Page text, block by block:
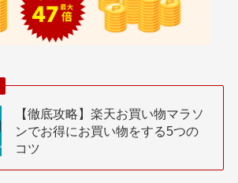
【徹底攻略】楽天お買い物マラソ
ンでお得にお買い物をする5つの
コツ